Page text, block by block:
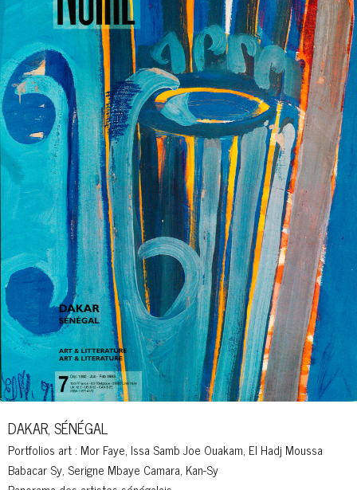
DAKAR, SÉNÉGAL
Portfolios art : Mor Faye, Issa Samb Joe Ouakam, El Hadj Moussa
Babacar Sy, Serigne Mbaye Camara, Kan-Sy